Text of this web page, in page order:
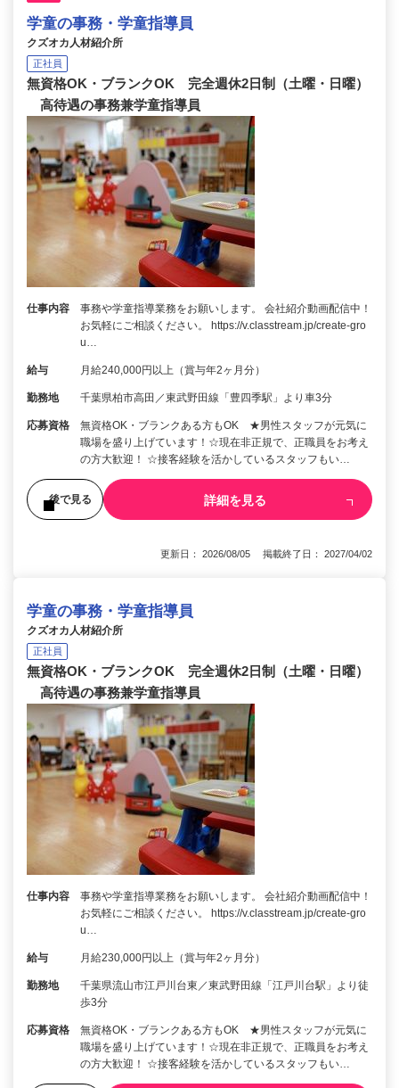
学童の事務・学童指導員
クズオカ人材紹介所
正社員
無資格OK・ブランクOK 完全週休2日制（土曜・日曜）
高待遇の事務兼学童指導員
仕事内容
事務や学童指導業務をお願いします。 会社紹介動画配信中！
お気軽にご相談ください。 https://v.classtream.jp/create-gro
u…
給与 月給240,000円以上（賞与年2ヶ月分）
勤務地 千葉県柏市高田／東武野田線「豊四季駅」より車3分
応募資格
無資格OK・ブランクある方もOK ★男性スタッフが元気に
職場を盛り上げています！☆現在非正規で、正職員をお考え
の方大歓迎！ ☆接客経験を活かしているスタッフもい…
後で見る 詳細を見る
更新日： 2026/08/05 掲載終了日： 2027/04/02
学童の事務・学童指導員
クズオカ人材紹介所
正社員
無資格OK・ブランクOK 完全週休2日制（土曜・日曜）
高待遇の事務兼学童指導員
仕事内容
事務や学童指導業務をお願いします。 会社紹介動画配信中！
お気軽にご相談ください。 https://v.classtream.jp/create-gro
u…
給与 月給230,000円以上（賞与年2ヶ月分）
勤務地
千葉県流山市江戸川台東／東武野田線「江戸川台駅」より徒
歩3分
応募資格
無資格OK・ブランクある方もOK ★男性スタッフが元気に
職場を盛り上げています！☆現在非正規で、正職員をお考え
の方大歓迎！ ☆接客経験を活かしているスタッフもい…